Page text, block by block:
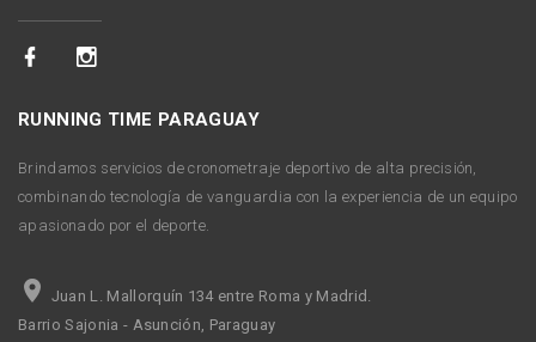
RUNNING TIME PARAGUAY
Brindamos servicios de cronometraje deportivo de alta precisión,
combinando tecnología de vanguardia con la experiencia de un equipo
apasionado por el deporte.
Juan L. Mallorquín 134 entre Roma y Madrid.
Barrio Sajonia - Asunción, Paraguay